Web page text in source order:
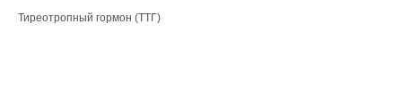
Тиреотропный гормон (ТТГ)